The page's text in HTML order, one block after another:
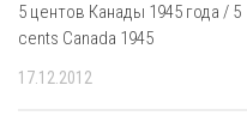
5 центов Канады 1945 года / 5
cents Canada 1945
17.12.2012